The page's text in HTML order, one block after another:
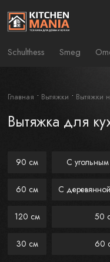
Schulthess Smeg
Главная Вытяжки Вытяжки
Вытяжка для
90 см
60 см
120 см
30 см
С
С
50
60